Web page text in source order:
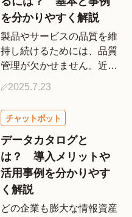
み、主 […]
を分かりやすく解説
製品やサービスの品質を維
持し続けるためには、品質
管理が欠かせません。近年
導入すると、どのようなメ
リットが得られるのでしょ
うか。 本記事では品質管
理の概要やAIの役割、活
[…]
2025.7.23
データカタログと
は？ 導入メリットや
活用事例を分かりやす
く解説
どの企業も膨大な情報資産